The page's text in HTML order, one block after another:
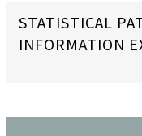
STATISTICAL
INFORMATION